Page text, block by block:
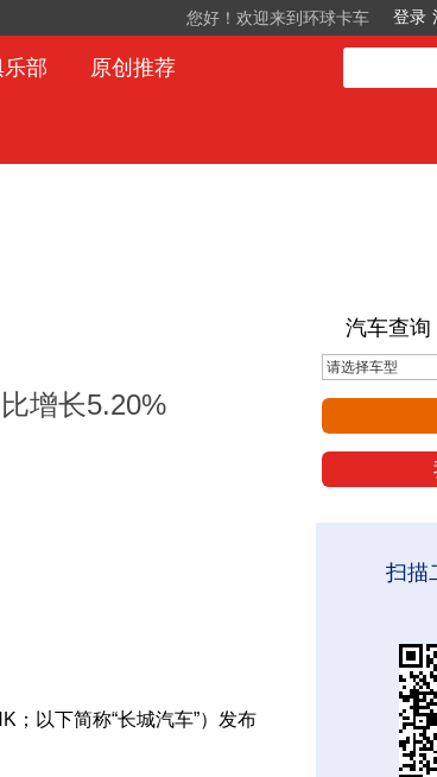
您好！欢迎来到环球卡车
部 原创推荐
增长5.20%
以下简称“长城汽车”）发布
汽车查询
请选择车型
扫描